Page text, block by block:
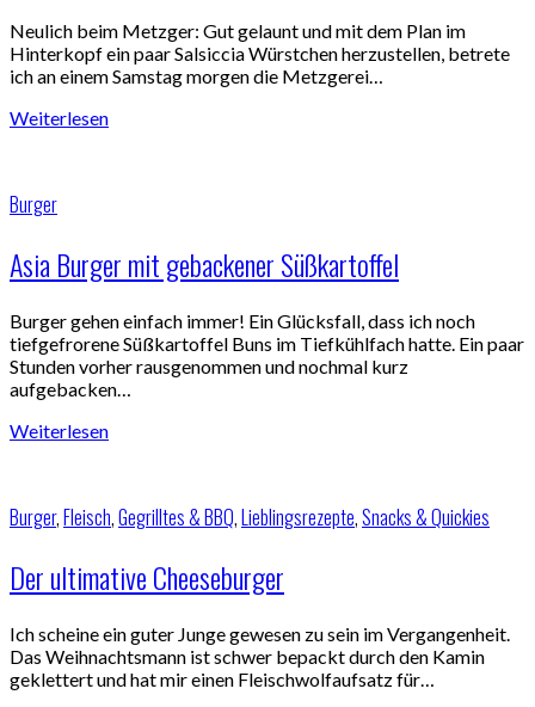
Neulich beim Metzger: Gut gelaunt und mit dem Plan im
Hinterkopf ein paar Salsiccia Würstchen herzustellen, betrete
ich an einem Samstag morgen die Metzgerei…
Weiterlesen
Burger
Asia Burger mit gebackener Süßkartoffel
Burger gehen einfach immer! Ein Glücksfall, dass ich noch
tiefgefrorene Süßkartoffel Buns im Tiefkühlfach hatte. Ein paar
Stunden vorher rausgenommen und nochmal kurz
aufgebacken…
Weiterlesen
Burger,Fleisch,Gegrilltes & BBQ,Lieblingsrezepte,Snacks & Quickies
Der ultimative Cheeseburger
Ich scheine ein guter Junge gewesen zu sein im Vergangenheit.
Das Weihnachtsmann ist schwer bepackt durch den Kamin
geklettert und hat mir einen Fleischwolfaufsatz für…